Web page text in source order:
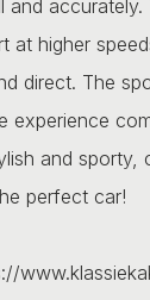
and accurately.
at higher
direct. The
experience
and sporty,
perfect car!